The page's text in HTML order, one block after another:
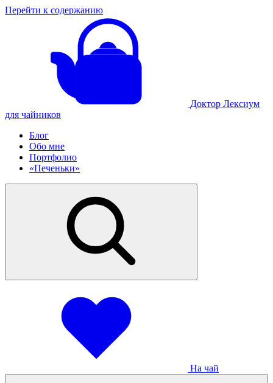
Перейти к содержанию
Доктор Лексиум
для чайников
Блог
Обо мне
Портфолио
«Печеньки»
На чай